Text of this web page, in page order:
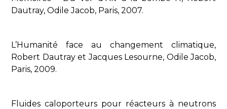
Dautray, Odile Jacob, Paris, 2007.
L’Humanité face au changement climatique,
Robert Dautray et Jacques Lesourne, Odile Jacob,
Paris, 2009.
Fluides caloporteurs pour réacteurs à neutrons